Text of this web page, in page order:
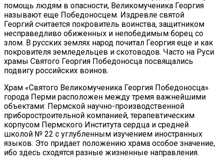
помощь людям в опасности, Великомученика Георгия
называют еще Победоносцем. Издревле святой
Георгий считается покровитель воинства, защитником
несправедливо обиженных и непобедимым борец со
злом. В русских землях народ почитал Георгия еще и как
покровителя земледельцев и скотоводов. Часто на Руси
храмы Святого Георгия Победоносца посвящались
подвигу российских воинов.
Храм «Святого Великомученика Георгия Победоносца»
города Перми расположен между тремя важнейшими
объектами: Пермской научно-производственной
приборостроительной компанией, терапевтическим
корпусом Пермского Института сердца и средней
школой № 22 с углубленным изучением иностранных
языков. Это придает положению храма особое значение,
ибо здесь сходятся разные жизненные направления.